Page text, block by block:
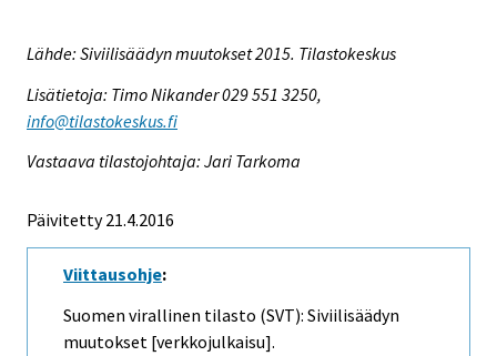
Lähde: Siviilisäädyn muutokset 2015. Tilastokeskus
Lisätietoja: Timo Nikander 029 551 3250,
info@tilastokeskus.fi
Vastaava tilastojohtaja: Jari Tarkoma
Päivitetty 21.4.2016
Viittausohje:
Suomen virallinen tilasto (SVT): Siviilisäädyn
muutokset [verkkojulkaisu].